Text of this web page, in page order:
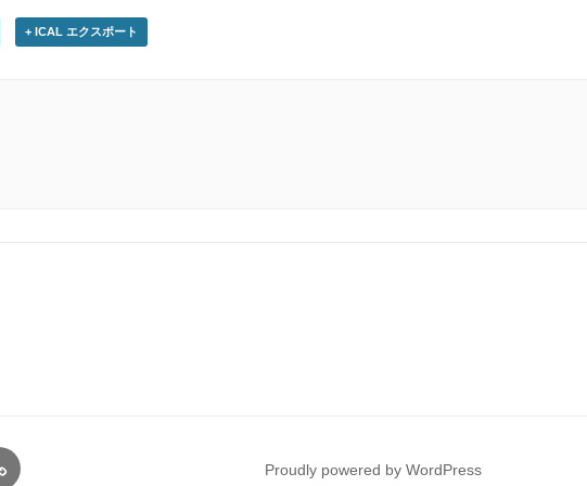
+ ICAL エクスポート
Proudly powered by WordPress